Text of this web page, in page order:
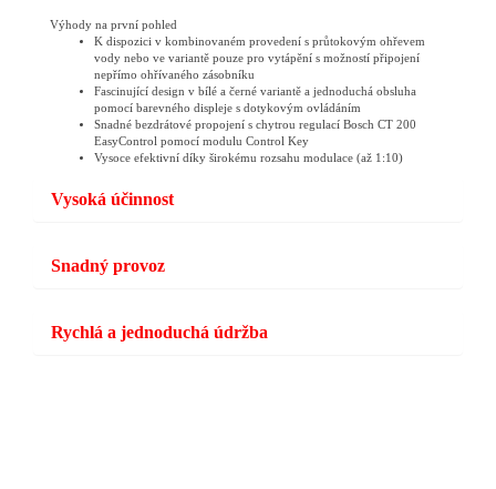
Výhody na první pohled
K dispozici v kombinovaném provedení s průtokovým ohřevem
vody nebo ve variantě pouze pro vytápění s možností připojení
nepřímo ohřívaného zásobníku
Fascinující design v bílé a černé variantě a jednoduchá obsluha
pomocí barevného displeje s dotykovým ovládáním
Snadné bezdrátové propojení s chytrou regulací Bosch CT 200
EasyControl pomocí modulu Control Key
Vysoce efektivní díky širokému rozsahu modulace (až 1:10)
Vysoká účinnost
Snadný provoz
Rychlá a jednoduchá údržba